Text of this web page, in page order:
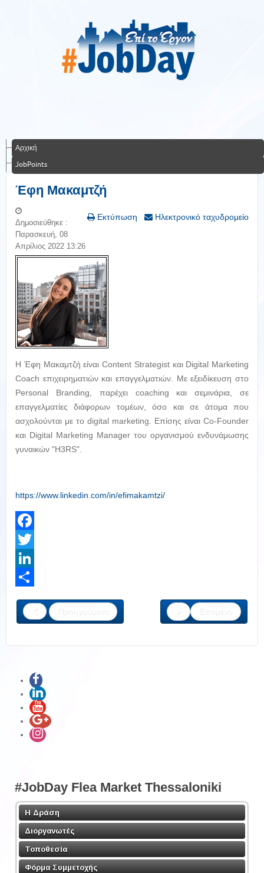
Αρχική
JobPoints
Έφη Μακαμτζή
Εκτύπωση Ηλεκτρονικό ταχυδρομείο
Δημοσιεύθηκε :
Παρασκευή, 08
Απρίλιος 2022 13:26
Η Έφη Μακαμτζή είναι Content Strategist και Digital Marketing
Coach επιχειρηματιών και επαγγελματιών. Με εξειδίκευση στο
Personal Branding, παρέχει coaching και σεμινάρια, σε
επαγγελματίες διάφορων τομέων, όσο και σε άτομα που
ασχολούνται με το digital marketing. Επίσης είναι Co-Founder
και Digital Marketing Manager του οργανισμού ενδυνάμωσης
γυναικών "H3RS".
https://www.linkedin.com/in/efimakamtzi/
Facebook
Twitter
LinkedIn
Προηγούμενο
Επόμενο
#JobDay Flea Market Thessaloniki
Η Δράση
Διοργανωτές
Τοποθεσία
Φόρμα Συμμετοχής